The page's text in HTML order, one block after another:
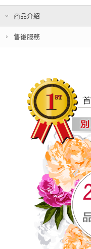
商品介紹
售後服務